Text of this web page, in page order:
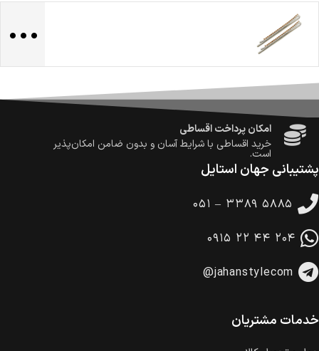
...
ضمانت بازگشت کالا
امکان پرداخت در محل
در هنگام خرید محصول، امکان انتخاب پرداخت در محل
وجود دارد.
امکان پرداخت اقساطی
خرید اقساطی با شرایط آسان و بدون ضامن امکان‌پذیر
است.
ضمانت اصالت کالا
پشتیبانی جهان استایل
۰۵۱ – ۳۳۸۹ ۵۸۸۵
۰۹۱۵ ۲۲ ۴۴ ۲۰۴
@jahanstylecom
خدمات مشتریان